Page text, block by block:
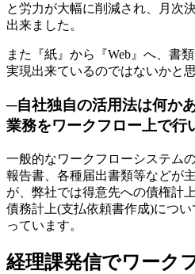
と労力が大幅に削減され、月次
出来ました。
また『紙』から『Web』へ、書
実現出来ているのではないかと
─自社独自の活用法は何か
業務をワークフロー上で行
一般的なワークフローシステム
報告書、各種届出書類等などが
が、弊社では得意先への債権計
債務計上(支払依頼書作成)につ
っています。
経理課発信でワーク